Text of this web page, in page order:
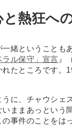
熱狂へ
緒ということも
ラル保守」宣言 』
たところです。
に、チャウシェ
ままあっという
事件のことをは